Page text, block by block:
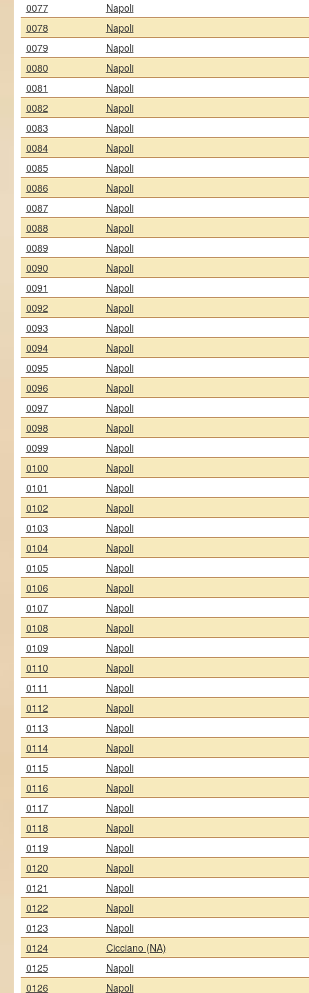
0077
Napoli
0078
Napoli
0079
Napoli
0080
Napoli
0081
Napoli
0082
Napoli
0083
Napoli
0084
Napoli
0085
Napoli
0086
Napoli
0087
Napoli
0088
Napoli
0089
Napoli
0090
Napoli
0091
Napoli
0092
Napoli
0093
Napoli
0094
Napoli
0095
Napoli
0096
Napoli
0097
Napoli
0098
Napoli
0099
Napoli
0100
Napoli
0101
Napoli
0102
Napoli
0103
Napoli
0104
Napoli
0105
Napoli
0106
Napoli
0107
Napoli
0108
Napoli
0109
Napoli
0110
Napoli
0111
Napoli
0112
Napoli
0113
Napoli
0114
Napoli
0115
Napoli
0116
Napoli
0117
Napoli
0118
Napoli
0119
Napoli
0120
Napoli
0121
Napoli
0122
Napoli
0123
Napoli
0124
Cicciano (NA)
0125
Napoli
0126
Napoli